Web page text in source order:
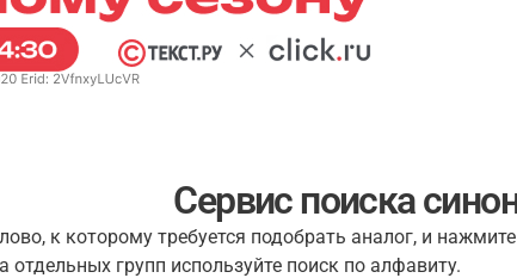
Сервис поиска
к которому требуется подобрать аналог, и
отдельных групп используйте поиск по алфавиту.